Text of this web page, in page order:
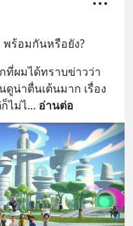
พร้อมกันหรือยัง?
ที่ผมได้ทราบข่าวว่า
น่าตื่นเต้นมาก เรื่อง
ไม่ไ... อ่านต่อ